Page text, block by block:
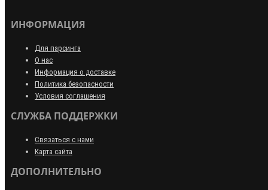
ИНФОРМАЦИЯ
Для парсинга
О нас
Информация о доставке
Политика безопасности
Условия соглашения
СЛУЖБА ПОДДЕРЖКИ
Связаться с нами
Карта сайта
ДОПОЛНИТЕЛЬНО